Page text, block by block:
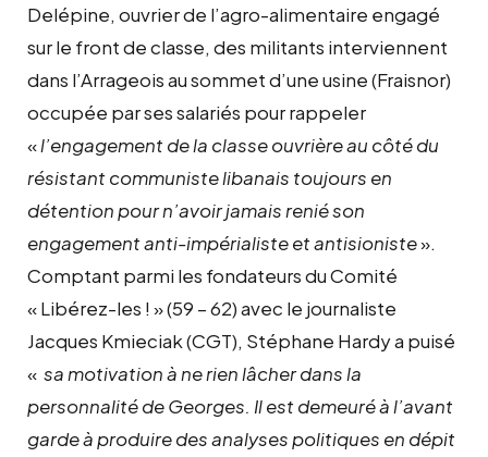
Delépine, ouvrier de l’agro-alimentaire engagé
sur le front de classe, des militants interviennent
dans l’Arrageois au sommet d’une usine (Fraisnor)
occupée par ses salariés pour rappeler
«l’engagement de la classe ouvrière au côté du
résistant communiste libanais toujours en
détention pour n’avoir jamais renié son
engagement anti-impérialiste et antisioniste».
Comptant parmi les fondateurs du Comité
« Libérez-les ! » (59 – 62) avec le journaliste
Jacques Kmieciak (CGT), Stéphane Hardy a puisé
« sa motivation à ne rien lâcher dans la
personnalité de Georges. Il est demeuré à l’avant
garde à produire des analyses politiques en dépit